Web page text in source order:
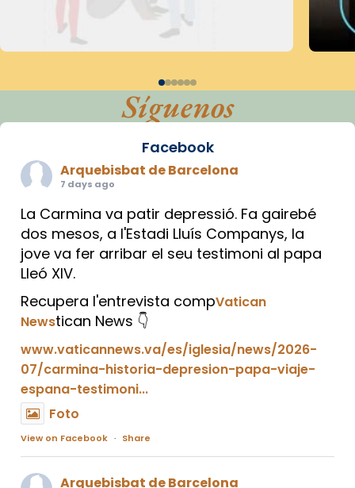
Síguenos
Facebook
Arquebisbat de Barcelona
7 days ago
La Carmina va patir depressió. Fa gairebé
dos mesos, a l'Estadi Lluís Companys, la
jove va fer arribar el seu testimoni al papa
Lleó XIV.
Recupera l'entrevista compVatican
Newstican News 👇
www.vaticannews.va/es/iglesia/news/2026-
07/carmina-historia-depresion-papa-viaje-
espana-testimoni...
Foto
View on Facebook · Share
Arquebisbat de Barcelona